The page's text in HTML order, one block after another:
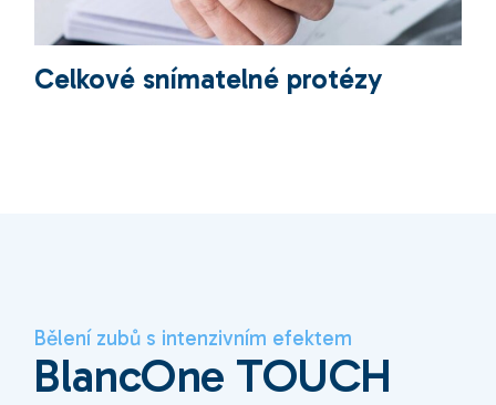
Celkové snímatelné protézy
Bělení zubů s intenzivním efektem
BlancOne TOUCH